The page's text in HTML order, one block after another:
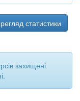
статистики
захищені